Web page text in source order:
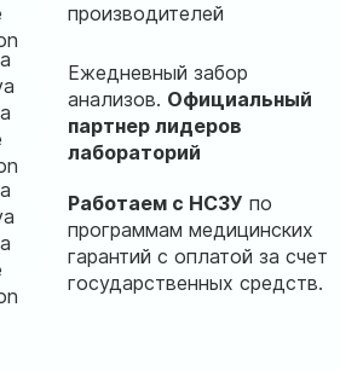
производителей
Ежедневный забор
анализов. Официальный
партнер лидеров
лабораторий
Работаем с НСЗУ по
программам медицинских
гарантий с оплатой за счет
государственных средств.